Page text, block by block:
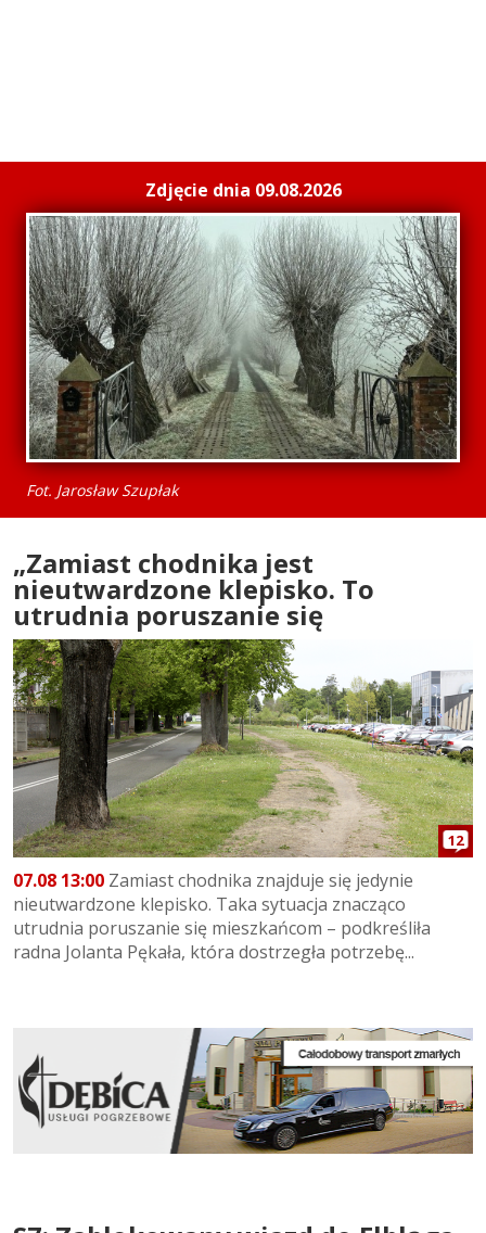
Zdjęcie dnia 09.08.2026
Fot. Jarosław Szupłak
„Zamiast chodnika jest
nieutwardzone klepisko. To
utrudnia poruszanie się
12
07.08 13:00 Zamiast chodnika znajduje się jedynie
nieutwardzone klepisko. Taka sytuacja znacząco
utrudnia poruszanie się mieszkańcom – podkreśliła
radna Jolanta Pękała, która dostrzegła potrzebę...